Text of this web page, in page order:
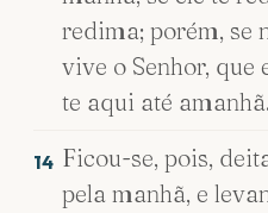
redima; porém, se
vive o Senhor,
te aqui até amanhã.
14 Ficou-se, pois,
pela manhã, e